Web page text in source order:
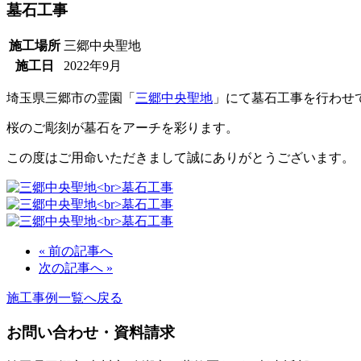
墓石工事
施工場所 三郷中央聖地
施工日
2022年9月
埼玉県三郷市の霊園「 三郷中央聖地 」にて墓石工事を行わせ
桜のご彫刻が墓石をアーチを彩ります。
この度はご用命いただきまして誠にありがとうございます。
« 前の記事へ
次の記事へ »
施工事例一覧へ戻る
お問い合わせ・資料請求